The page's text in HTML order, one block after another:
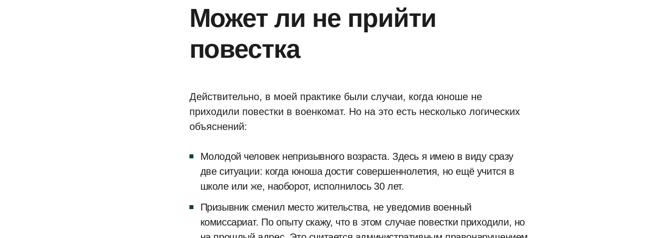
Может ли не прийти
повестка
Действительно, в моей практике были случаи, когда юноше не
приходили повестки в военкомат. Но на это есть несколько логических
объяснений:
Молодой человек непризывного возраста. Здесь я имею в виду сразу
две ситуации: когда юноша достиг совершеннолетия, но ещё учится в
школе или же, наоборот, исполнилось 30 лет.
Призывник сменил место жительства, не уведомив военный
комиссариат. По опыту скажу, что в этом случае повестки приходили, но